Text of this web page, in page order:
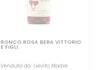
RONCO ROSA BERA VITTORIO
E FIGLI
Venduto da: Lievito Madre